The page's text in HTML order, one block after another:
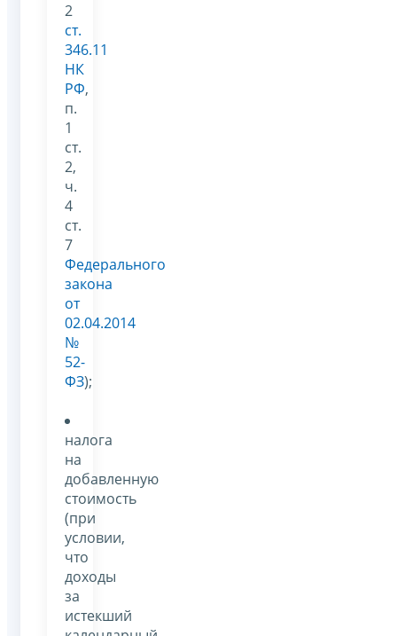
2
ст.
346.11
НК
РФ,
п.
1
ст.
2,
ч.
4
ст.
7
Федерального
закона
от
02.04.2014
№
52-
ФЗ);
налога
на
добавленную
стоимость
(при
условии,
что
доходы
за
истекший